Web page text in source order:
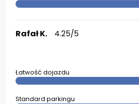
Rafał K. 4.25/5
Łatwość dojazdu
Standard parkingu